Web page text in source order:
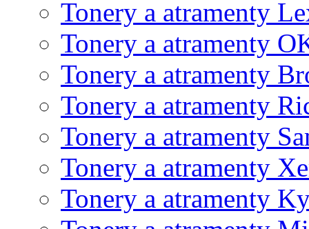
Tonery a atramenty
Tonery a atramenty
Tonery a atramenty
Tonery a atramenty
Tonery a atramenty
Tonery a atramenty
Tonery a atramenty